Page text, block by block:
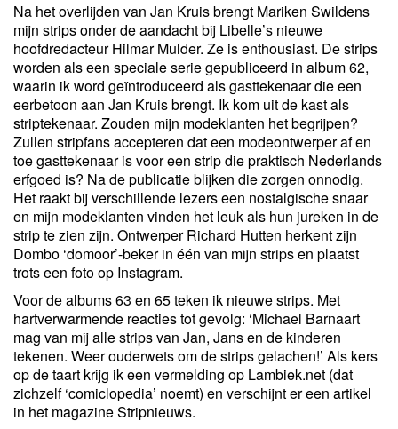
Na het overlijden van Jan Kruis brengt Mariken Swildens
mijn strips onder de aandacht bij Libelle’s nieuwe
hoofdredacteur Hilmar Mulder. Ze is enthousiast. De strips
worden als een speciale serie gepubliceerd in album 62,
waarin ik word geïntroduceerd als gasttekenaar die een
eerbetoon aan Jan Kruis brengt. Ik kom uit de kast als
striptekenaar. Zouden mijn modeklanten het begrijpen?
Zullen stripfans accepteren dat een modeontwerper af en
toe gasttekenaar is voor een strip die praktisch Nederlands
erfgoed is? Na de publicatie blijken die zorgen onnodig.
Het raakt bij verschillende lezers een nostalgische snaar
en mijn modeklanten vinden het leuk als hun jureken in de
strip te zien zijn. Ontwerper Richard Hutten herkent zijn
Dombo ‘domoor’-beker in één van mijn strips en plaatst
trots een foto op Instagram.
Voor de albums 63 en 65 teken ik nieuwe strips. Met
hartverwarmende reacties tot gevolg: ‘Michael Barnaart
mag van mij alle strips van Jan, Jans en de kinderen
tekenen. Weer ouderwets om de strips gelachen!’ Als kers
op de taart krijg ik een vermelding op Lambiek.net (dat
zichzelf ‘comiclopedia’ noemt) en verschijnt er een artikel
in het magazine Stripnieuws.